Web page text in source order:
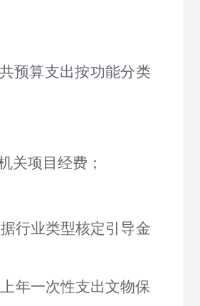
预算支出按功能分类
关项目经费；
行业类型核定引导金
年一次性支出文物保